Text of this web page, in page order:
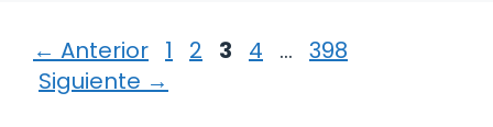
← Anterior Página
1 Página
2 Página
3 Página
4 … Página
398
Siguiente →